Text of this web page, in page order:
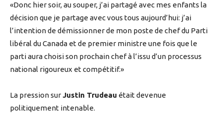
«Donc hier soir, au souper, j’ai partagé avec mes enfants la
décision que je partage avec vous tous aujourd’hui: j’ai
l’intention de démissionner de mon poste de chef du Parti
libéral du Canada et de premier ministre une fois que le
parti aura choisi son prochain chef à l’issu d’un processus
national rigoureux et compétitif.»
La pression sur Justin Trudeau était devenue
politiquement intenable.